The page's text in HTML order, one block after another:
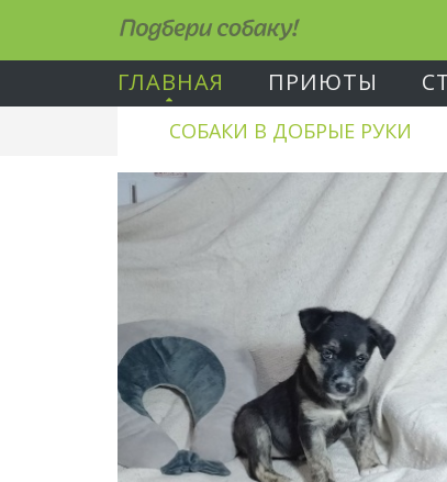
Подбери собаку!
ГЛАВНАЯ ПРИЮТЫ
СОБАКИ В ДОБРЫЕ РУКИ